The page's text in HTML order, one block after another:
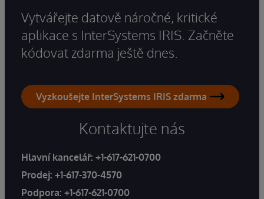
Vytvářejte datově náročné, kritické
aplikace s InterSystems IRIS. Začněte
kódovat zdarma ještě dnes.
Vyzkoušejte InterSystems IRIS zdarma
Kontaktujte nás
Hlavní kancelář: +1-617-621-0700
Prodej: +1-617-370-4570
Podpora: +1-617-621-0700